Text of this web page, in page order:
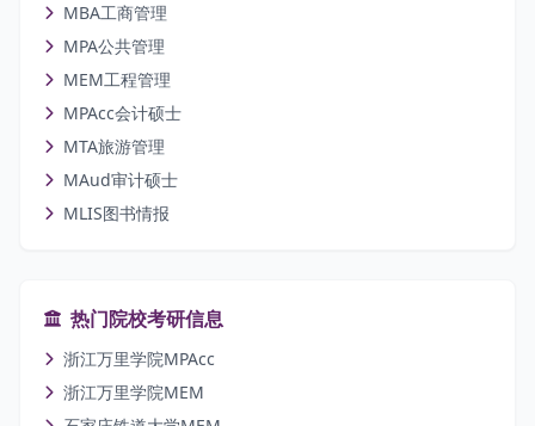
MBA工商管理
MPA公共管理
MEM工程管理
MPAcc会计硕士
MTA旅游管理
MAud审计硕士
MLIS图书情报
热门院校考研信息
浙江万里学院MPAcc
浙江万里学院MEM